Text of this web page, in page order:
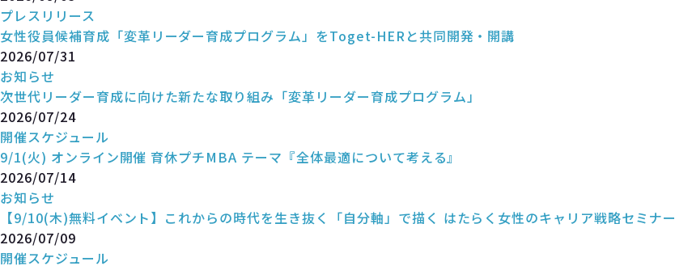
プレスリリース
女性役員候補育成「変革リーダー育成プログラム」をToget-HERと共同開発・開講
2026/07/31
お知らせ
次世代リーダー育成に向けた新たな取り組み「変革リーダー育成プログラム」
2026/07/24
開催スケジュール
9/1(火) オンライン開催 育休プチMBA テーマ『全体最適について考える』
2026/07/14
お知らせ
【9/10(木)無料イベント】これからの時代を生き抜く「自分軸」で描く はたらく女性のキャリア戦略セミナー
2026/07/09
開催スケジュール